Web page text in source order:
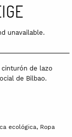
unavailable.
cinturón de lazo
de Bilbao.
ecológica, Ropa